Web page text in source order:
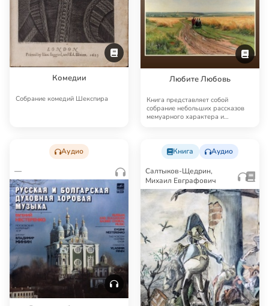
Комедии
Собрание комедий Шекспира
Любите Любовь
Книга представляет собой
собрание небольших рассказов
мемуарного характера и
Аудио
—
Книга Аудио
Салтыков-Щедрин,
Михаил Евграфович